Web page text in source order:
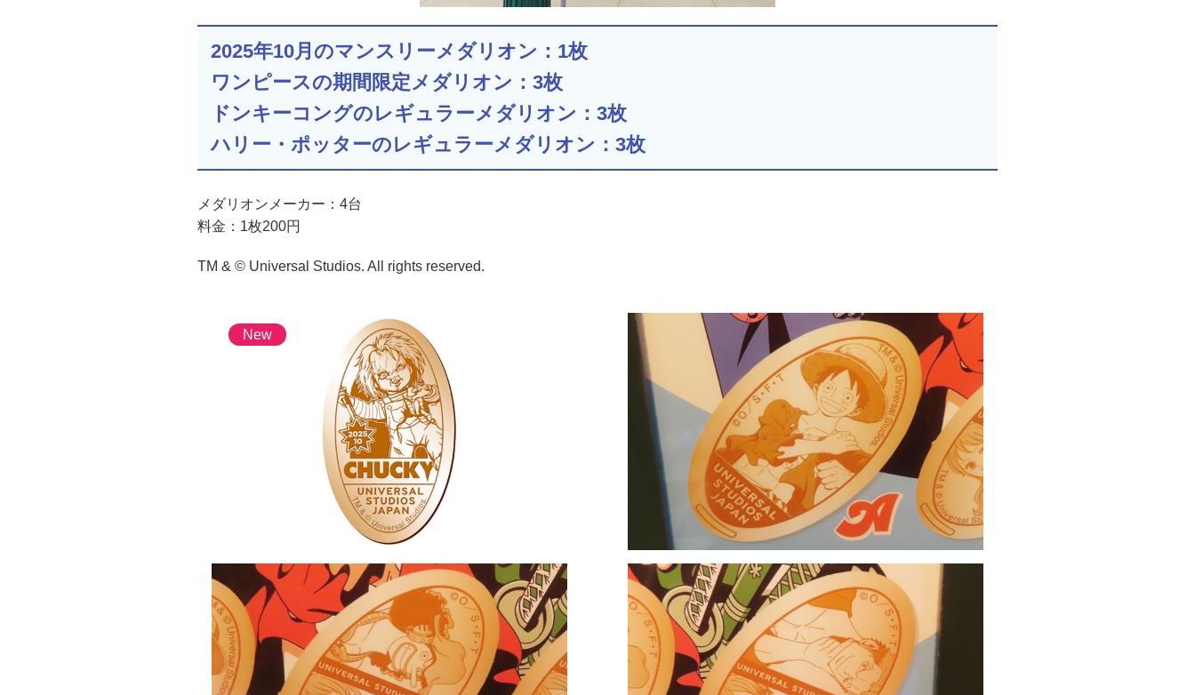
2025年10月のマンスリーメダリオン：1枚
ワンピースの期間限定メダリオン：3枚
ドンキーコングのレギュラーメダリオン：3枚
ハリー・ポッターのレギュラーメダリオン：3枚
メダリオンメーカー：4台
料金：1枚200円
TM & © Universal Studios. All rights reserved.
New